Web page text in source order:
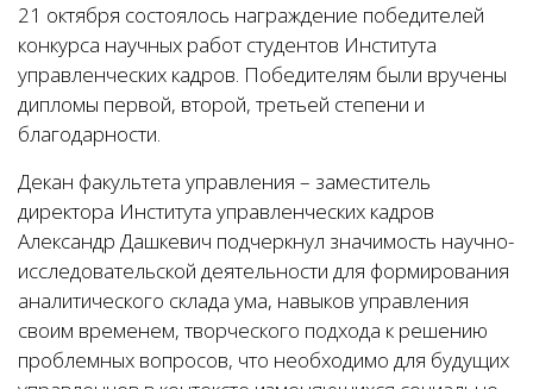
21 октября состоялось награждение победителей
конкурса научных работ студентов Института
управленческих кадров. Победителям были вручены
дипломы первой, второй, третьей степени и
благодарности.
Декан факультета управления – заместитель
директора Института управленческих кадров
Александр Дашкевич подчеркнул значимость научно-
исследовательской деятельности для формирования
аналитического склада ума, навыков управления
своим временем, творческого подхода к решению
проблемных вопросов, что необходимо для будущих